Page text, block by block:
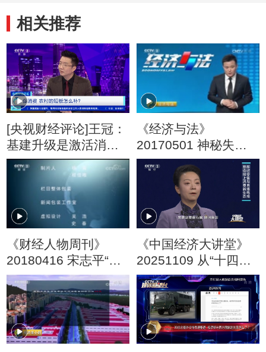
相关推荐
[央视财经评论]王冠：
基建升级是激活消费
的关键
《经济与法》
20170501 神秘失踪
的男童
《财经人物周刊》
20180416 宋志平“国
企改革 笃行致远”
《中国经济大讲堂》
20251109 从“十四
五”到“十五五”：消费
升级，激发经济新活
力